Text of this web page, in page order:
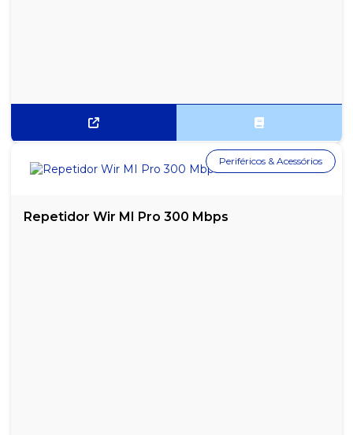
Repetidor Wir MI Pro 300 Mbps
Periféricos & Acessórios